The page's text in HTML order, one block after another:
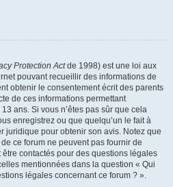
Protection Actde 1998) est une loi aux
pouvant recueillir des informations de
obtenir le consentement écrit des parents
de ces informations permettant
ans. Si vous n’êtes pas sûr que cela
enregistrez ou que quelqu’un le fait à
juridique pour obtenir son avis. Notez que
ce forum ne peuvent pas fournir de
contactés pour des questions légales
mentionnées dans la question « Qui
légales concernant ce forum ? ».